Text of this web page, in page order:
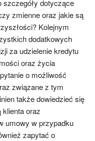
szczegóły dotyczące
zmienne oraz jakie są
Kolejnym
dodatkowych
za udzielenie kredytu
oraz życia
o możliwość
związane z tym
także dowiedzieć się
klienta oraz
umowy w przypadku
zapytać o